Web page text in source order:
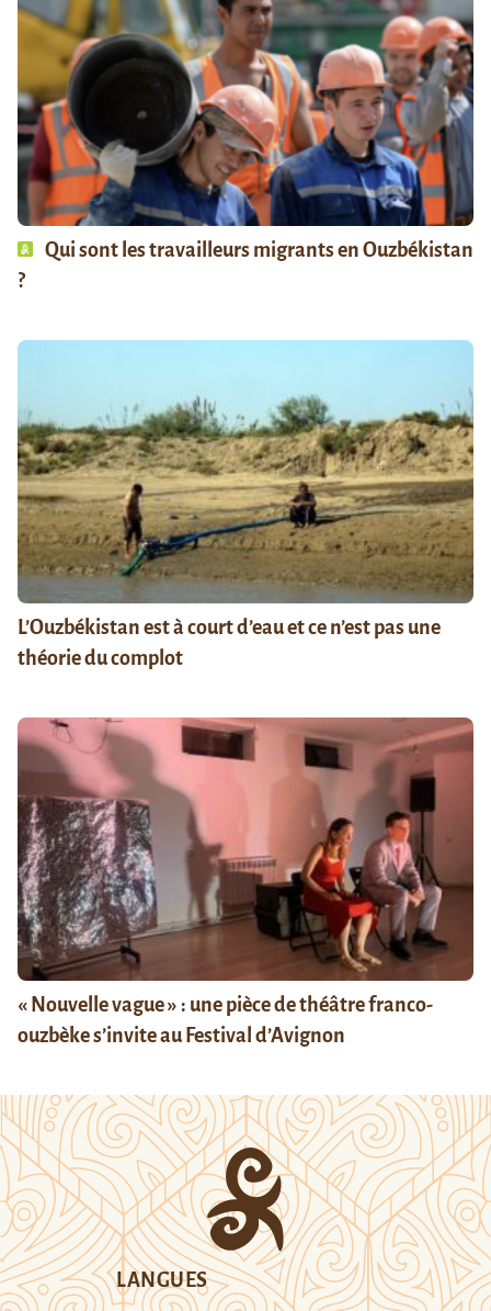
Qui sont les travailleurs migrants en Ouzbékistan
?
L’Ouzbékistan est à court d’eau et ce n’est pas une
théorie du complot
« Nouvelle vague » : une pièce de théâtre franco-
ouzbèke s’invite au Festival d’Avignon
LANGUES